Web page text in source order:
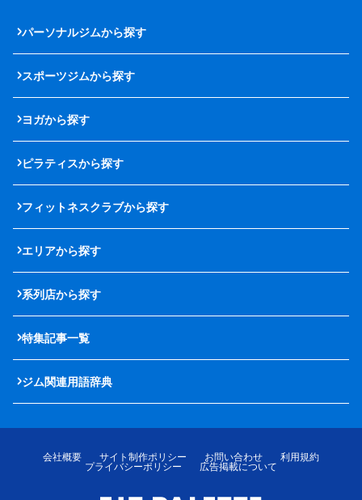
パーソナルジムから探す
スポーツジムから探す
ヨガから探す
ピラティスから探す
フィットネスクラブから探す
エリアから探す
系列店から探す
特集記事一覧
ジム関連用語辞典
会社概要 サイト制作ポリシー お問い合わせ
利用規約
プライバシーポリシー
広告掲載について